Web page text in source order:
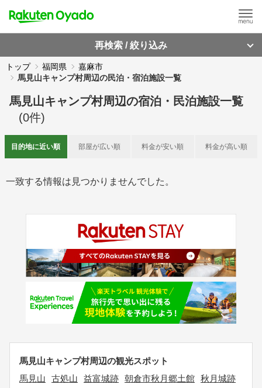
再検索 / 絞り込み
トップ 福岡県
嘉麻市
馬見山キャンプ村周辺の民泊・宿泊施設一覧
馬見山キャンプ村周辺の宿泊・民泊施設一覧
(0件)
目的地に近い順 部屋が広い順 料金が安い順 料金が高い順
一致する情報は見つかりませんでした。
馬見山キャンプ村周辺の観光スポット
馬見山
古処山 益富城跡 朝倉市秋月郷土館 秋月城跡